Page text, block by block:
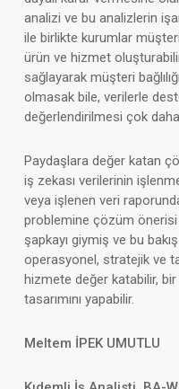
analizi ve bu analizlerin
ile birlikte kurumlar
ürün ve hizmet
sağlayarak müşteri
olmasak bile, verilerle
değerlendirilmesi çok
Paydaşlara değer katan
iş zekası verilerinin
veya işlenen veri
problemine çözüm
şapkayı giymiş ve bu
operasyonel, stratejik ve
hizmete değer katabilir,
tasarımını yapabilir.
Meltem İPEK UMUTLU